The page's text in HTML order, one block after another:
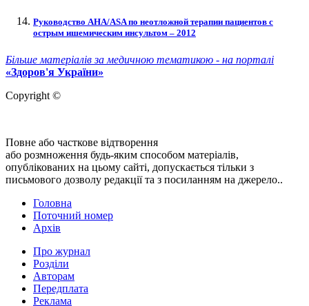
Руководство АHA/АSA по неотложной терапии пациентов с
острым ишемическим инсультом – 2012
Більше матеріалів за медичною тематикою - на порталі
«Здоров'я України»
Copyright ©
Повне або часткове відтворення
або розмноження будь-яким способом матеріалів,
опублікованих на цьому сайті, допускається тільки з
письмового дозволу редакції та з посиланням на джерело..
Головна
Поточний номер
Архів
Про журнал
Розділи
Авторам
Передплата
Реклама